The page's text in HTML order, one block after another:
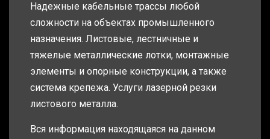
Надежные кабельные трассы любой
сложности на объектах промышленного
назначения. Листовые, лестничные и
тяжелые металлические лотки, монтажные
элементы и опорные конструкции, а также
система крепежа. Услуги лазерной резки
листового металла.
Вся информация находящаяся на данном